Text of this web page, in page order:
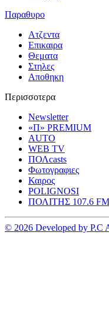
Παραθυρο
Ατζεντα
Επικαιρα
Θεματα
Στηλες
Αποθηκη
Περισσοτερα
Newsletter
«Π» PREMIUM
AUTO
WEB TV
ΠΟΛcasts
Φωτογραφιες
Καιρος
POLIGNOSI
ΠΟΛΙΤΗΣ 107.6 FM
© 2026 Developed by P.C